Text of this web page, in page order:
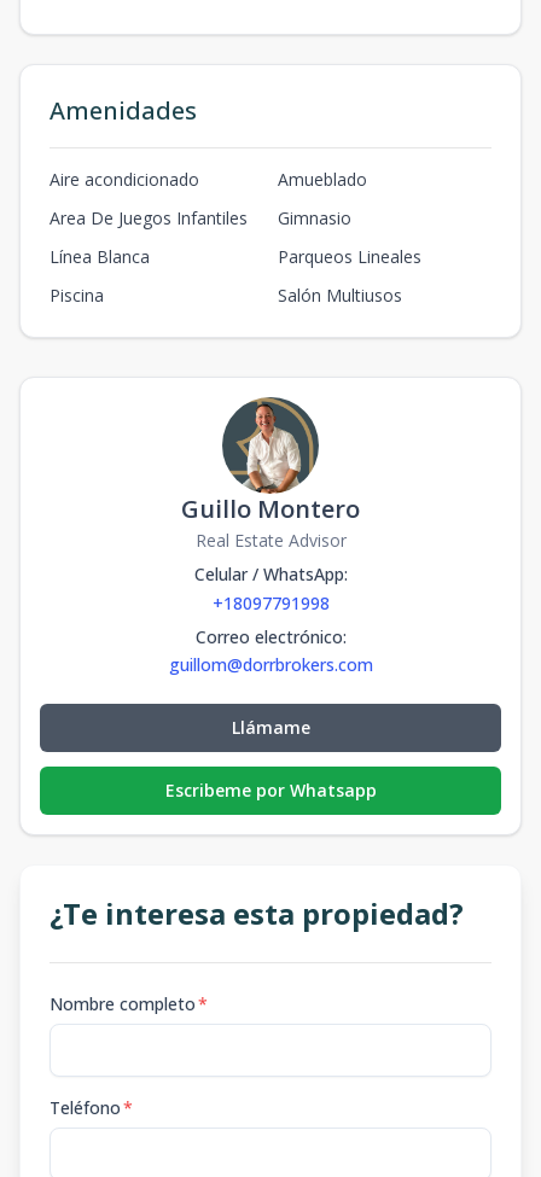
Amenidades
Aire acondicionado
Amueblado
Area De Juegos Infantiles
Gimnasio
Línea Blanca
Parqueos Lineales
Piscina
Salón Multiusos
Guillo Montero
Real Estate Advisor
Celular / WhatsApp:
+18097791998
Correo electrónico:
guillom@dorrbrokers.com
Llámame
Escribeme por Whatsapp
¿Te interesa esta propiedad?
Nombre completo*
Teléfono*